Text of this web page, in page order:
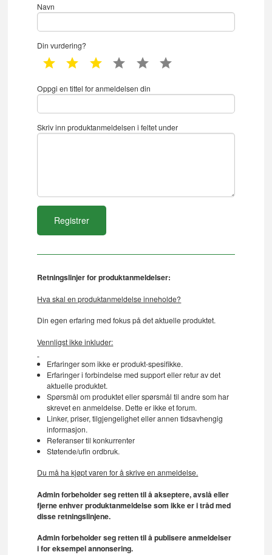
Navn
Din vurdering?
1 star 2 star 3 star 4 star 5 star
Oppgi en tittel for anmeldelsen din
Skriv inn produktanmeldelsen i feltet under
Retningslinjer for produktanmeldelser:
Hva skal en produktanmeldelse inneholde?
Din egen erfaring med fokus på det aktuelle produktet.
Vennligst ikke inkluder:
Erfaringer som ikke er produkt-spesifikke.
Erfaringer i forbindelse med support eller retur av det
aktuelle produktet.
Spørsmål om produktet eller spørsmål til andre som har
skrevet en anmeldelse. Dette er ikke et forum.
Linker, priser, tilgjengelighet eller annen tidsavhengig
informasjon.
Referanser til konkurrenter
Støtende/ufin ordbruk.
Du må ha kjøpt varen for å skrive en anmeldelse.
Admin forbeholder seg retten til å akseptere, avslå eller
fjerne enhver produktanmeldelse som ikke er i tråd med
disse retningslinjene.
Admin forbeholder seg retten til å publisere anmeldelser
i for eksempel annonsering.